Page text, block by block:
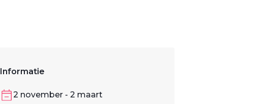
Informatie
2 november - 2 maart